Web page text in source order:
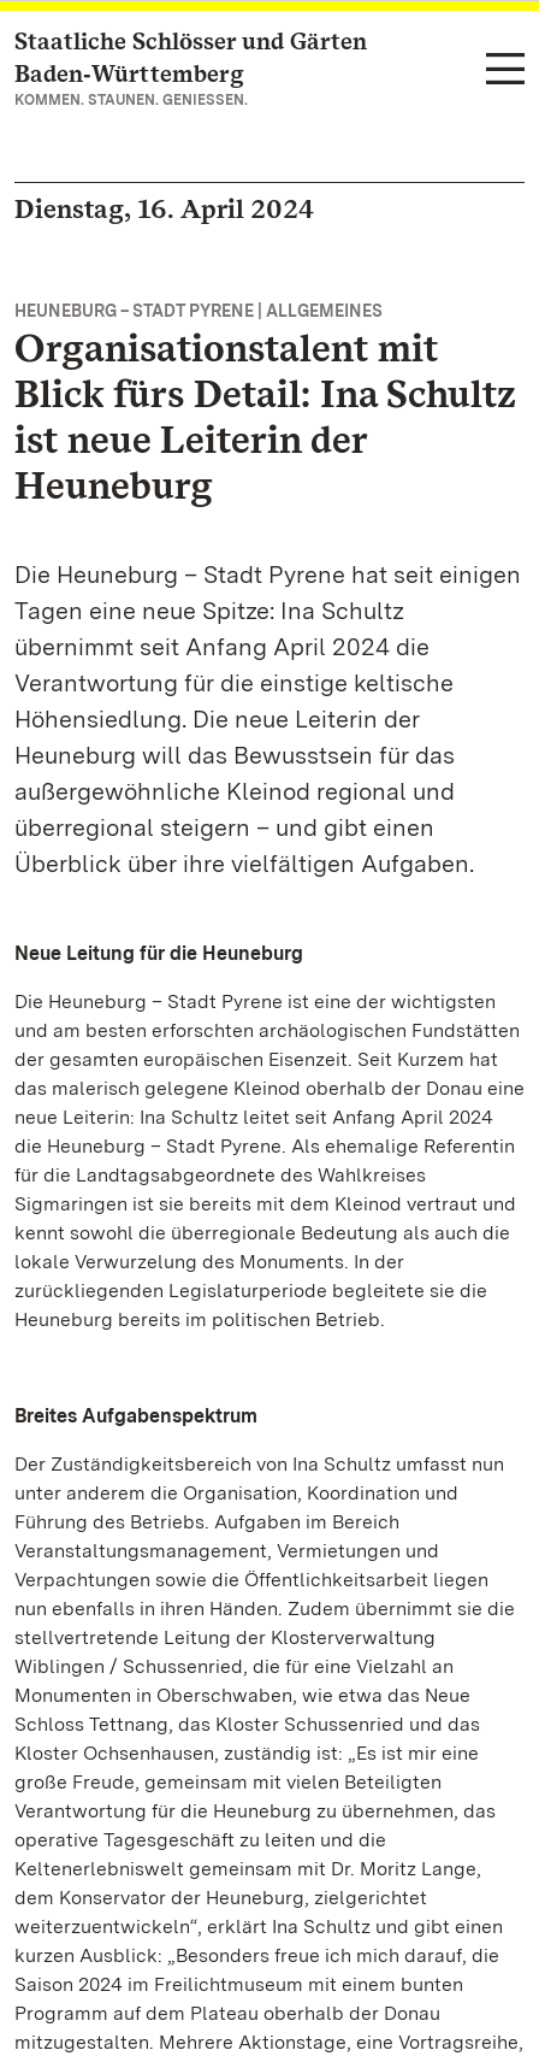
Zum Hauptinhalt springen
Staatliche Schlösser und Gärten
Baden‑Württemberg
KOMMEN. STAUNEN. GENIESSEN.
Dienstag, 16. April 2024
HEUNEBURG – STADT PYRENE | ALLGEMEINES
Organisationstalent mit
Blick fürs Detail: Ina Schultz
ist neue Leiterin der
Heuneburg
Die Heuneburg – Stadt Pyrene hat seit einigen
Tagen eine neue Spitze: Ina Schultz
übernimmt seit Anfang April 2024 die
Verantwortung für die einstige keltische
Höhensiedlung. Die neue Leiterin der
Heuneburg will das Bewusstsein für das
außergewöhnliche Kleinod regional und
überregional steigern – und gibt einen
Überblick über ihre vielfältigen Aufgaben.
Neue Leitung für die Heuneburg
Die Heuneburg – Stadt Pyrene ist eine der wichtigsten
und am besten erforschten archäologischen Fundstätten
der gesamten europäischen Eisenzeit. Seit Kurzem hat
das malerisch gelegene Kleinod oberhalb der Donau eine
neue Leiterin: Ina Schultz leitet seit Anfang April 2024
die Heuneburg – Stadt Pyrene. Als ehemalige Referentin
für die Landtagsabgeordnete des Wahlkreises
Sigmaringen ist sie bereits mit dem Kleinod vertraut und
kennt sowohl die überregionale Bedeutung als auch die
lokale Verwurzelung des Monuments. In der
zurückliegenden Legislaturperiode begleitete sie die
Heuneburg bereits im politischen Betrieb.
Breites Aufgabenspektrum
Der Zuständigkeitsbereich von Ina Schultz umfasst nun
unter anderem die Organisation, Koordination und
Führung des Betriebs. Aufgaben im Bereich
Veranstaltungsmanagement, Vermietungen und
Verpachtungen sowie die Öffentlichkeitsarbeit liegen
nun ebenfalls in ihren Händen. Zudem übernimmt sie die
stellvertretende Leitung der Klosterverwaltung
Wiblingen / Schussenried, die für eine Vielzahl an
Monumenten in Oberschwaben, wie etwa das Neue
Schloss Tettnang, das Kloster Schussenried und das
Kloster Ochsenhausen, zuständig ist: „Es ist mir eine
große Freude, gemeinsam mit vielen Beteiligten
Verantwortung für die Heuneburg zu übernehmen, das
operative Tagesgeschäft zu leiten und die
Keltenerlebniswelt gemeinsam mit Dr. Moritz Lange,
dem Konservator der Heuneburg, zielgerichtet
weiterzuentwickeln“, erklärt Ina Schultz und gibt einen
kurzen Ausblick: „Besonders freue ich mich darauf, die
Saison 2024 im Freilichtmuseum mit einem bunten
Programm auf dem Plateau oberhalb der Donau
mitzugestalten. Mehrere Aktionstage, eine Vortragsreihe,